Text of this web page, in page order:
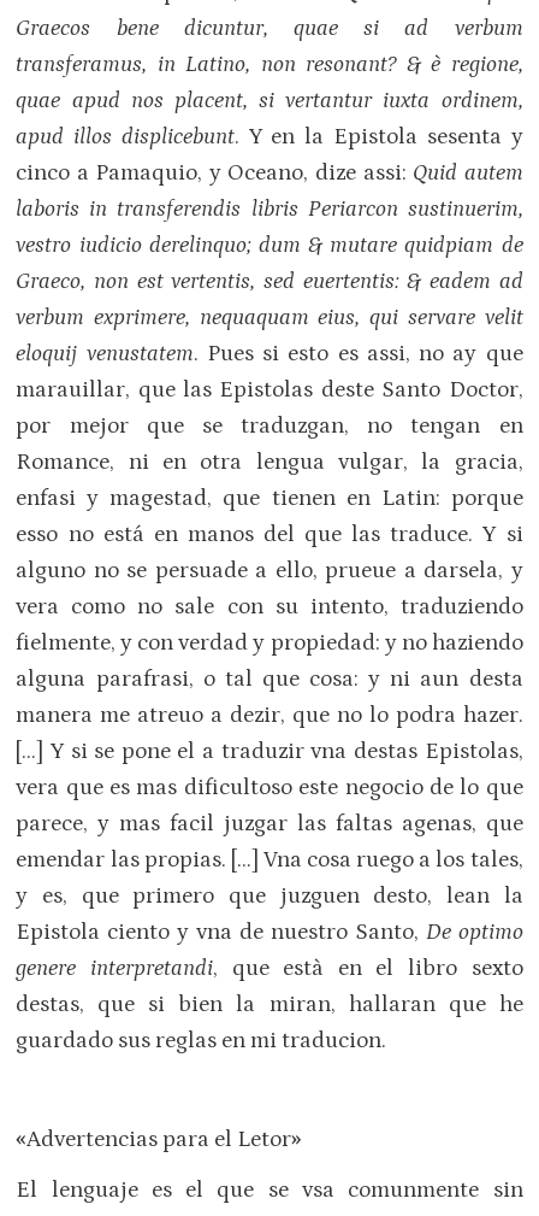
Graecos bene dicuntur, quae si ad verbum
transferamus, in Latino, non resonant? & è regione,
quae apud nos placent, si vertantur iuxta ordinem,
apud illos displicebunt. Y en la Epistola sesenta y
cinco a Pamaquio, y Oceano, dize assi: Quid autem
laboris in transferendis libris Periarcon sustinuerim,
vestro iudicio derelinquo; dum & mutare quidpiam de
Graeco, non est vertentis, sed euertentis: & eadem ad
verbum exprimere, nequaquam eius, qui servare velit
eloquij venustatem. Pues si esto es assi, no ay que
marauillar, que las Epistolas deste Santo Doctor,
por mejor que se traduzgan, no tengan en
Romance, ni en otra lengua vulgar, la gracia,
enfasi y magestad, que tienen en Latin: porque
esso no está en manos del que las traduce. Y si
alguno no se persuade a ello, prueue a darsela, y
vera como no sale con su intento, traduziendo
fielmente, y con verdad y propiedad: y no haziendo
alguna parafrasi, o tal que cosa: y ni aun desta
manera me atreuo a dezir, que no lo podra hazer.
[…] Y si se pone el a traduzir vna destas Epistolas,
vera que es mas dificultoso este negocio de lo que
parece, y mas facil juzgar las faltas agenas, que
emendar las propias. […] Vna cosa ruego a los tales,
y es, que primero que juzguen desto, lean la
Epistola ciento y vna de nuestro Santo, De optimo
genere interpretandi, que està en el libro sexto
destas, que si bien la miran, hallaran que he
guardado sus reglas en mi traducion.
«Advertencias para el Letor»
El lenguaje es el que se vsa comunmente sin